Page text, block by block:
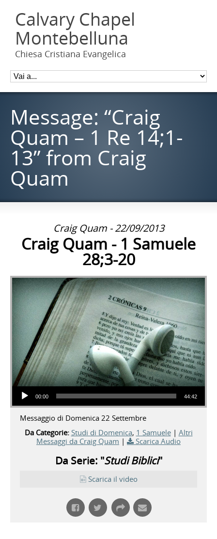
Calvary Chapel
Montebelluna
Chiesa Cristiana Evangelica
Message: “Craig
Quam – 1 Re 14;1-
13” from Craig
Quam
Craig Quam - 22/09/2013
Craig Quam - 1 Samuele
28;3-20
Audio Player
00:00 44:42
Messaggio di Domenica 22 Settembre
Da Categorie: Studi di Domenica, 1 Samuele| Altri
Messaggi da Craig Quam | Scarica Audio
Da Serie: "Studi Biblici"
Scarica il video